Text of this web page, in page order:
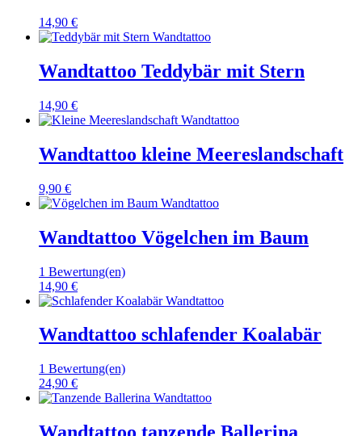
14,90 €
Wandtattoo Teddybär mit Stern
14,90 €
Wandtattoo kleine Meereslandschaft
9,90 €
Wandtattoo Vögelchen im Baum
1 Bewertung(en)
14,90 €
Wandtattoo schlafender Koalabär
1 Bewertung(en)
24,90 €